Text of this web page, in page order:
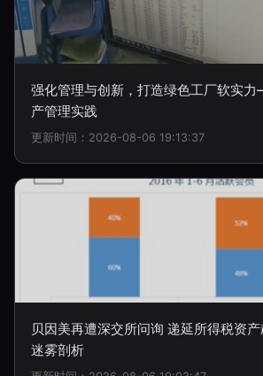
强化管理与创新，打造绿色工厂软实
产管理实践
更新时间：2026-08-06 19:13:37
贝因美再遭深交所问询 递延所得税资
迷雾剖析